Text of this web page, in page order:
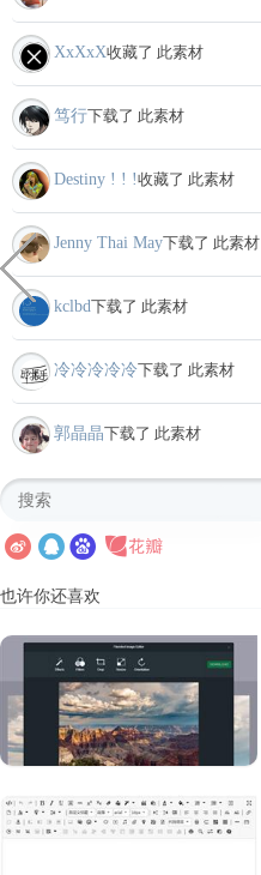
XxXxX收藏了 此素材
笃行下载了 此素材
Destiny ! ! !收藏了 此素材
Jenny Thai May下载了 此素材
kclbd下载了 此素材
冷冷冷冷冷下载了 此素材
郭晶晶下载了 此素材
也许你还喜欢